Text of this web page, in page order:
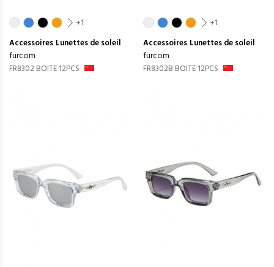
+1
Accessoires Lunettes de soleil
furcom
FR8302 BOITE 12PCS
+1
Accessoires Lunettes de soleil
furcom
FR8302B BOITE 12PCS